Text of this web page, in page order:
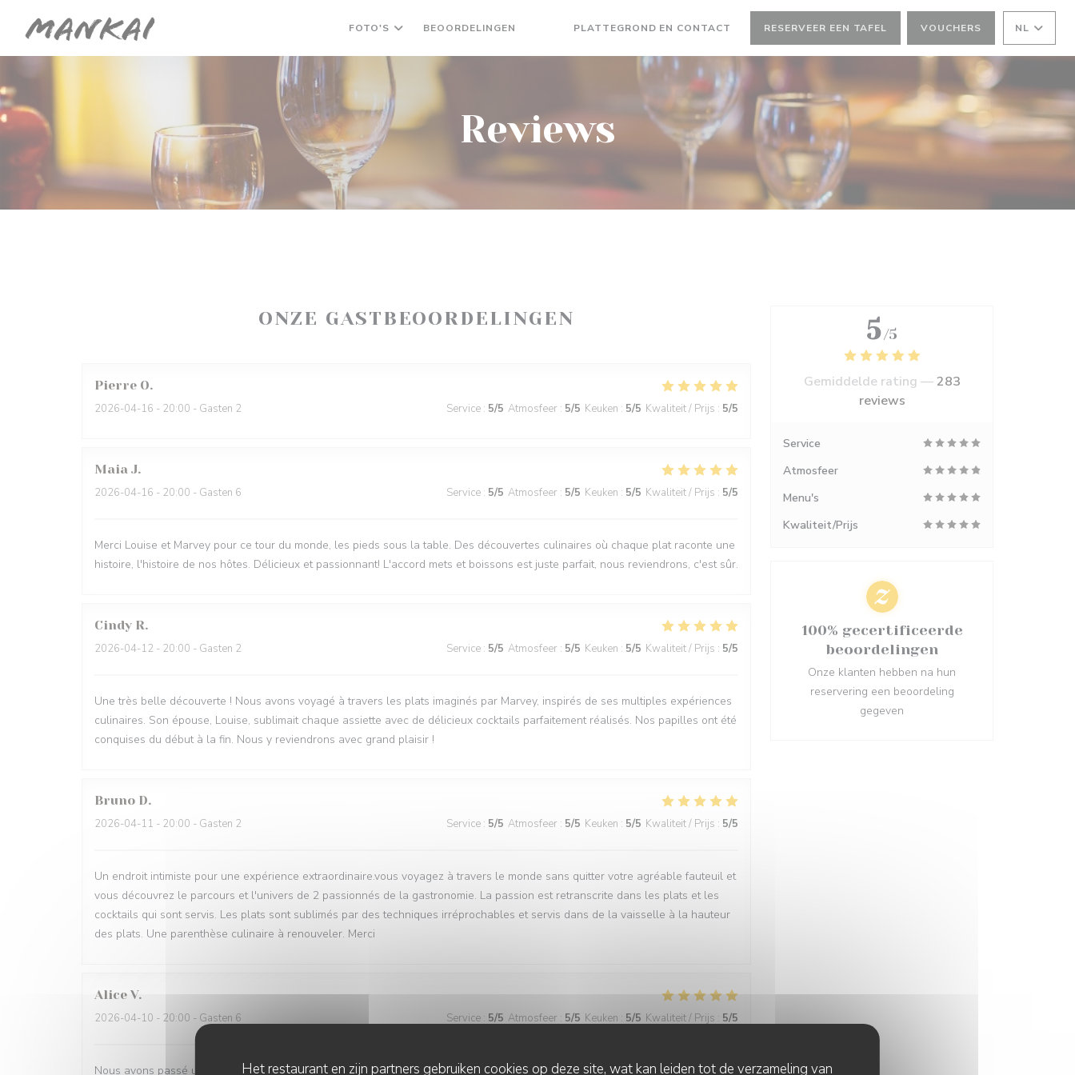
Het restaurant en zijn partners gebruiken cookies op deze site, wat kan leiden tot de verzameling van
FOTO'S BEOORDELINGEN PLATTEGROND EN CONTACT RESERVEER EEN TAFEL VOUCHERS NL
Reviews
ONZE GASTBEOORDELINGEN
Pierre O
2026-04-16 - 20:00 - Gasten 2 Service : 5/5 Atmosfeer : 5/5 Keuken : 5/5 Kwaliteit / Prijs : 5/5
Maia J
2026-04-16 - 20:00 - Gasten 6 Service : 5/5 Atmosfeer : 5/5 Keuken : 5/5 Kwaliteit / Prijs : 5/5
Merci Louise et Marvey pour ce tour du monde, les pieds sous la table. Des découvertes culinaires où chaque plat raconte une
histoire, l'histoire de nos hôtes. Délicieux et passionnant! L'accord mets et boissons est juste parfait, nous reviendrons, c'est sûr.
Cindy R
2026-04-12 - 20:00 - Gasten 2 Service : 5/5 Atmosfeer : 5/5 Keuken : 5/5 Kwaliteit / Prijs : 5/5
Une très belle découverte ! Nous avons voyagé à travers les plats imaginés par Marvey, inspirés de ses multiples expériences
culinaires. Son épouse, Louise, sublimait chaque assiette avec de délicieux cocktails parfaitement réalisés. Nos papilles ont été
conquises du début à la fin. Nous y reviendrons avec grand plaisir !
Bruno D
2026-04-11 - 20:00 - Gasten 2 Service : 5/5 Atmosfeer : 5/5 Keuken : 5/5 Kwaliteit / Prijs : 5/5
Un endroit intimiste pour une expérience extraordinaire.vous voyagez à travers le monde sans quitter votre agréable fauteuil et
vous découvrez le parcours et l'univers de 2 passionnés de la gastronomie. La passion est retranscrite dans les plats et les
cocktails qui sont servis. Les plats sont sublimés par des techniques irréprochables et servis dans de la vaisselle à la hauteur
des plats. Une parenthèse culinaire à renouveler. Merci
Alice V
2026-04-10 - 20:00 - Gasten 6 Service : 5/5 Atmosfeer : 5/5 Keuken : 5/5 Kwaliteit / Prijs : 5/5
Nous avons passé un magnifique moment en famille avec Louise et Marvey ! Nous nous sommes laissés transporter à travers
5 /5
Gemiddelde rating —283
reviews
Service
Atmosfeer
Menu's
Kwaliteit/Prijs
100% gecertificeerde
beoordelingen
Onze klanten hebben na hun
reservering een beoordeling
gegeven